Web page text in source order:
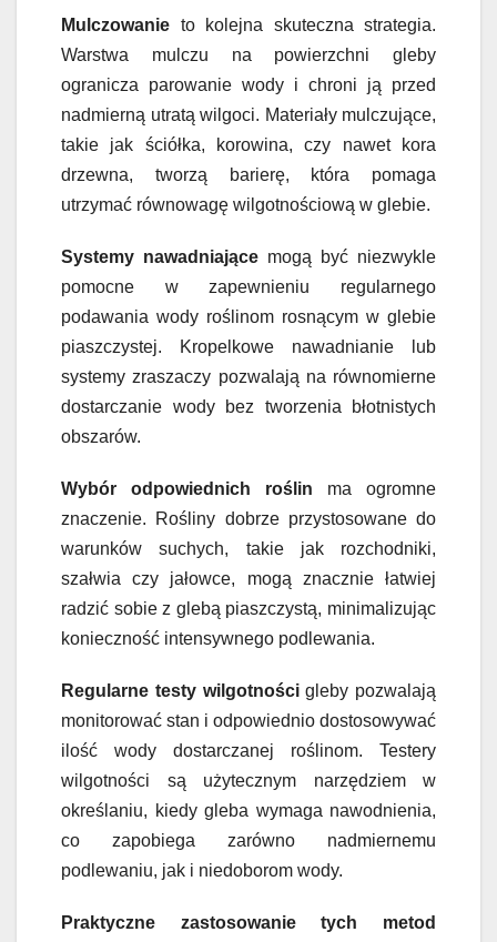
Mulczowanie to kolejna skuteczna strategia.
Warstwa mulczu na powierzchni gleby
ogranicza parowanie wody i chroni ją przed
nadmierną utratą wilgoci. Materiały mulczujące,
takie jak ściółka, korowina, czy nawet kora
drzewna, tworzą barierę, która pomaga
utrzymać równowagę wilgotnościową w glebie.
Systemy nawadniające mogą być niezwykle
pomocne w zapewnieniu regularnego
podawania wody roślinom rosnącym w glebie
piaszczystej. Kropelkowe nawadnianie lub
systemy zraszaczy pozwalają na równomierne
dostarczanie wody bez tworzenia błotnistych
obszarów.
Wybór odpowiednich roślin ma ogromne
znaczenie. Rośliny dobrze przystosowane do
warunków suchych, takie jak rozchodniki,
szałwia czy jałowce, mogą znacznie łatwiej
radzić sobie z glebą piaszczystą, minimalizując
konieczność intensywnego podlewania.
Regularne testy wilgotnościgleby pozwalają
monitorować stan i odpowiednio dostosowywać
ilość wody dostarczanej roślinom. Testery
wilgotności są użytecznym narzędziem w
określaniu, kiedy gleba wymaga nawodnienia,
co zapobiega zarówno nadmiernemu
podlewaniu, jak i niedoborom wody.
Praktyczne zastosowanie tych metod